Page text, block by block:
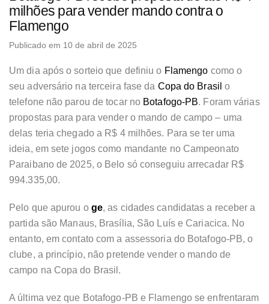
milhões para vender mando contra o
Flamengo
Publicado em 10 de abril de 2025
Um dia após o sorteio que definiu o Flamengo como o
seu adversário na terceira fase da Copa do Brasil o
telefone não parou de tocar no Botafogo-PB. Foram várias
propostas para para vender o mando de campo – uma
delas teria chegado a R$ 4 milhões. Para se ter uma
ideia, em sete jogos como mandante no Campeonato
Paraibano de 2025, o Belo só conseguiu arrecadar R$
994.335,00.
Pelo que apurou o ge, as cidades candidatas a receber a
partida são Manaus, Brasília, São Luís e Cariacica. No
entanto, em contato com a assessoria do Botafogo-PB, o
clube, a princípio, não pretende vender o mando de
campo na Copa do Brasil.
A última vez que Botafogo-PB e Flamengo se enfrentaram